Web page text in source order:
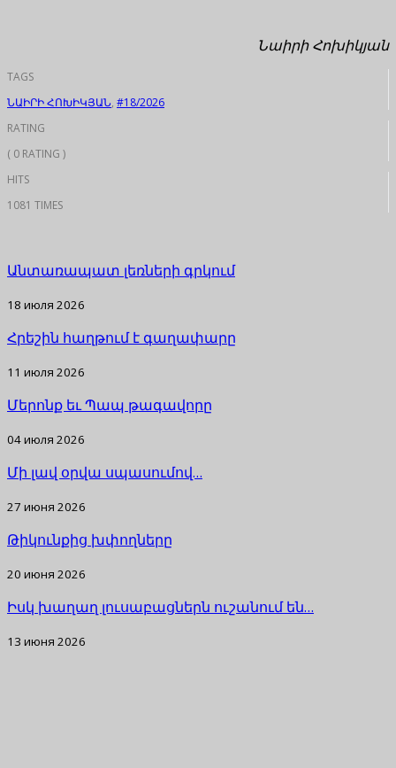
Նաիրի Հոխիկյան
TAGS
ՆԱԻՐԻ ՀՈԽԻԿՅԱՆ, #18/2026
RATING
( 0 RATING )
HITS
1081 TIMES
Անտառապատ լեռների գրկում
18 июля 2026
Հրեշին հաղթում է գաղափարը
11 июля 2026
Մերոնք եւ Պապ թագավորը
04 июля 2026
Մի լավ օրվա սպասումով…
27 июня 2026
Թիկունքից խփողները
20 июня 2026
Իսկ խաղաղ լուսաբացներն ուշանում են…
13 июня 2026